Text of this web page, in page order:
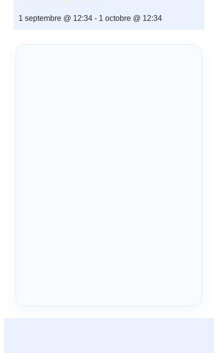
1 septembre @ 12:34 - 1 octobre @ 12:34